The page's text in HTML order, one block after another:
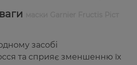
засобі
та сприяє зменшенню їх